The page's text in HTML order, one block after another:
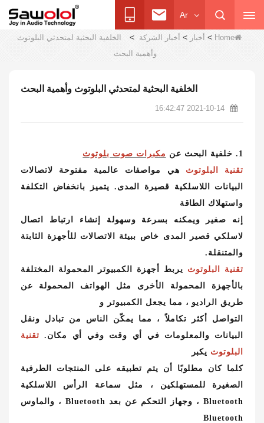
Ar
Home
> أخبار > أخبار الشركة >
الخلفية البحثية لمتحدثي البلوتوث
وأهمية البحث
الخلفية البحثية لمتحدثي البلوتوث وأهمية البحث
2021-10-14 16:42:47
1. خلفية البحث عن
مكبرات صوت بلوتوث
تقنية البلوتوث هي مواصفات عالمية مفتوحة لاتصالات
البيانات اللاسلكية قصيرة المدى. يتميز بانخفاض التكلفة
واستهلاك الطاقة
إنه صغير ويمكنه بسرعة وسهولة إنشاء ارتباط اتصال
لاسلكي قصير المدى خاص ببيئة الاتصالات للأجهزة الثابتة
والمتنقلة.
تقنية البلوتوث يربط أجهزة الكمبيوتر المحمولة المختلفة
بالأجهزة المحمولة الأخرى مثل الهواتف المحمولة عن
طريق الراديو ، مما يجعل الكمبيوتر و
التواصل أكثر تكاملاً ، مما يمكّن الناس من تبادل ونقل
البيانات والمعلومات في أي وقت وفي أي مكان. تقنية
البلوتوث يكبر
كلما كان مطلوبًا أن يتم تطبيقه على المنتجات الطرفية
الصغيرة للمستهلكين ، مثل سماعة الرأس اللاسلكية
Bluetooth ، وجهاز التحكم عن بعد Bluetooth ، والماوس
Bluetooth